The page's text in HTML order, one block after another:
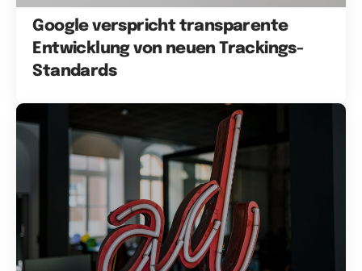
Google verspricht transparente
Entwicklung von neuen Trackings-
Standards